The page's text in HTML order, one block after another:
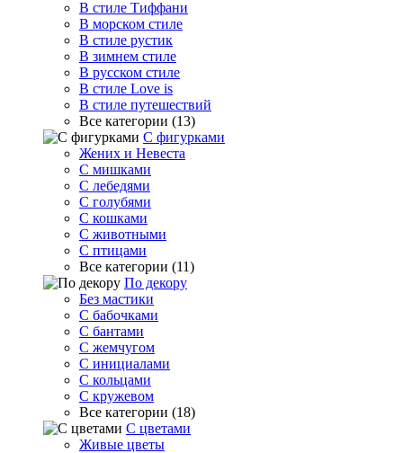
В стиле Тиффани
В морском стиле
В стиле рустик
В зимнем стиле
В русском стиле
В стиле Love is
В стиле путешествий
Все категории (13)
С фигурками
Жених и Невеста
С мишками
С лебедями
С голубями
С кошками
С животными
С птицами
Все категории (11)
По декору
Без мастики
С бабочками
С бантами
С жемчугом
С инициалами
С кольцами
С кружевом
Все категории (18)
С цветами
Живые цветы